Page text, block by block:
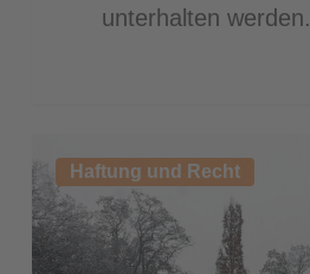
unterhalten werden.
auf
Radwegen
Haftung und Recht